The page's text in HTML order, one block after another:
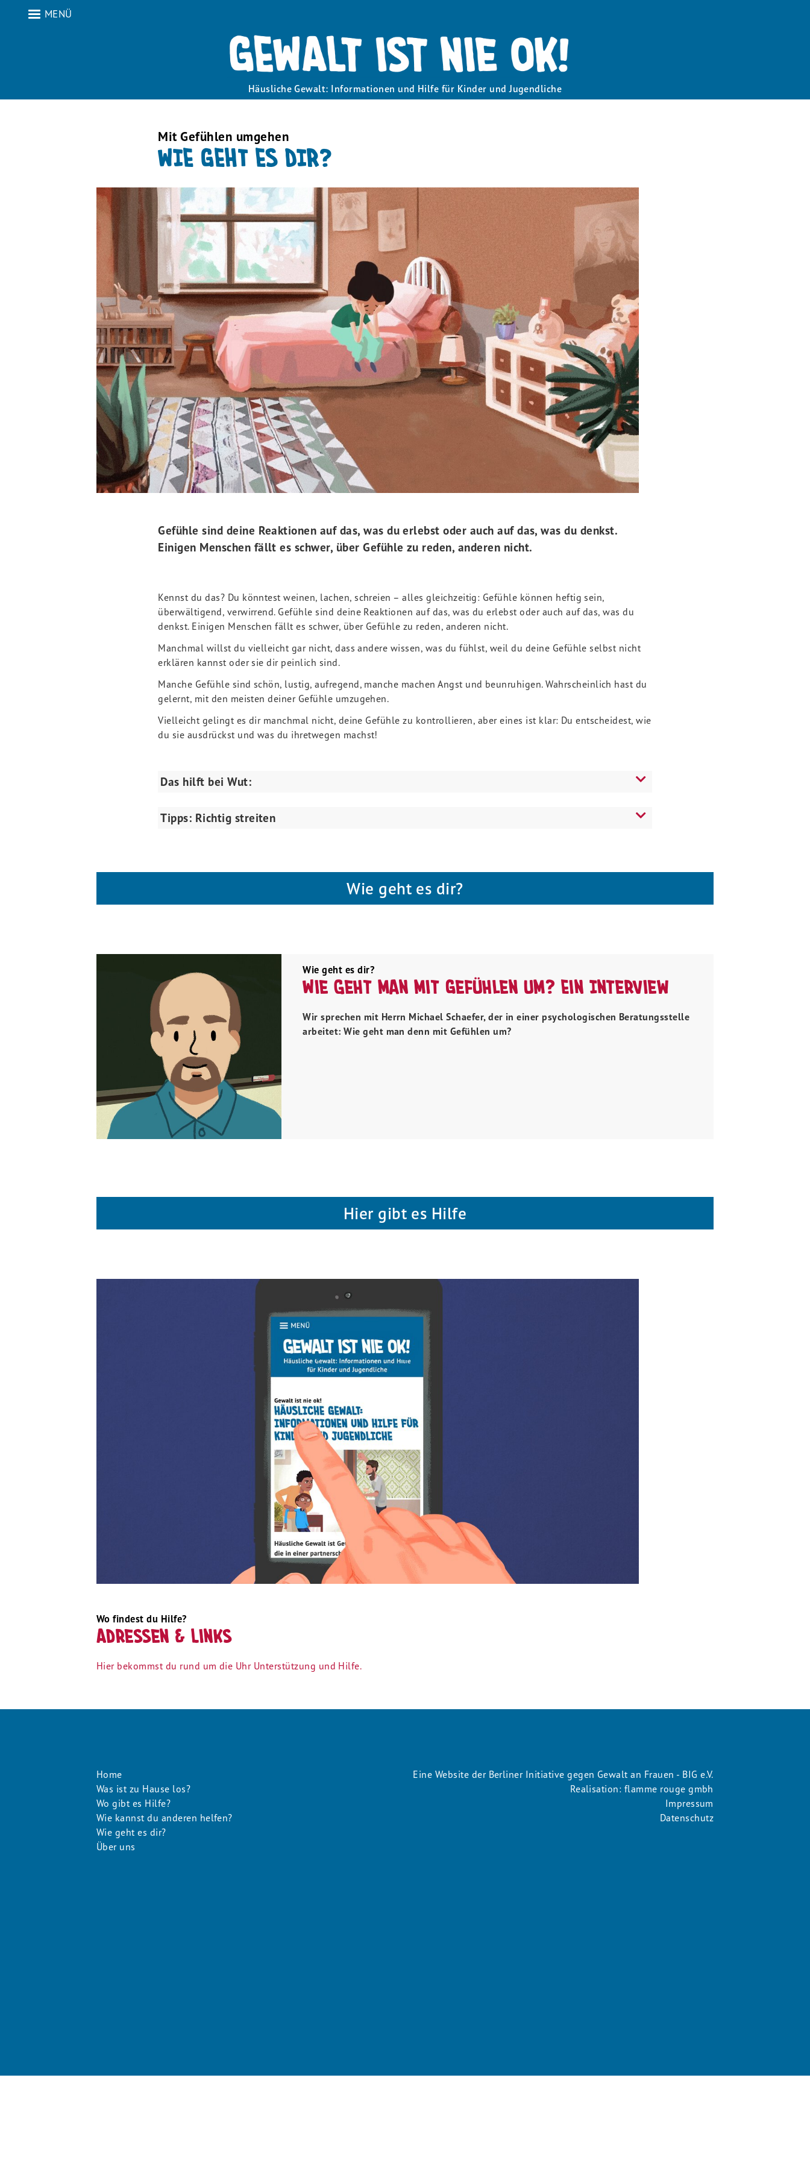
MENÜ
Häusliche Gewalt: Informationen und Hilfe für Kinder und Jugendliche
Mit Gefühlen umgehen
WIE GEHT ES DIR?
Gefühle sind deine Reaktionen auf das, was du erlebst oder auch auf das, was du denkst.
Einigen Menschen fällt es schwer, über Gefühle zu reden, anderen nicht.
Kennst du das? Du könntest weinen, lachen, schreien – alles gleichzeitig: Gefühle können heftig sein,
überwältigend, verwirrend. Gefühle sind deine Reaktionen auf das, was du erlebst oder auch auf das, was du
denkst. Einigen Menschen fällt es schwer, über Gefühle zu reden, anderen nicht.
Manchmal willst du vielleicht gar nicht, dass andere wissen, was du fühlst, weil du deine Gefühle selbst nicht
erklären kannst oder sie dir peinlich sind.
Manche Gefühle sind schön, lustig, aufregend, manche machen Angst und beunruhigen. Wahrscheinlich hast du
gelernt, mit den meisten deiner Gefühle umzugehen.
Vielleicht gelingt es dir manchmal nicht, deine Gefühle zu kontrollieren, aber eines ist klar: Du entscheidest, wie
du sie ausdrückst und was du ihretwegen machst!
Das hilft bei Wut:
Tipps: Richtig streiten
Wie geht es dir?
Wie geht es dir?
Wie geht man mit Gefühlen um? Ein Interview
Wir sprechen mit Herrn Michael Schaefer, der in einer psychologischen Beratungsstelle
arbeitet: Wie geht man denn mit Gefühlen um?
Hier gibt es Hilfe
Wo findest du Hilfe?
Adressen & Links
Hier bekommst du rund um die Uhr Unterstützung und Hilfe.
Footer
Menu
Home
Was ist zu Hause los?
Wo gibt es Hilfe?
Wie kannst du anderen helfen?
Wie geht es dir?
Über uns
Eine Website der Berliner Initiative gegen Gewalt an Frauen - BIG e.V.
Realisation: flamme rouge gmbh
Impressum
Datenschutz